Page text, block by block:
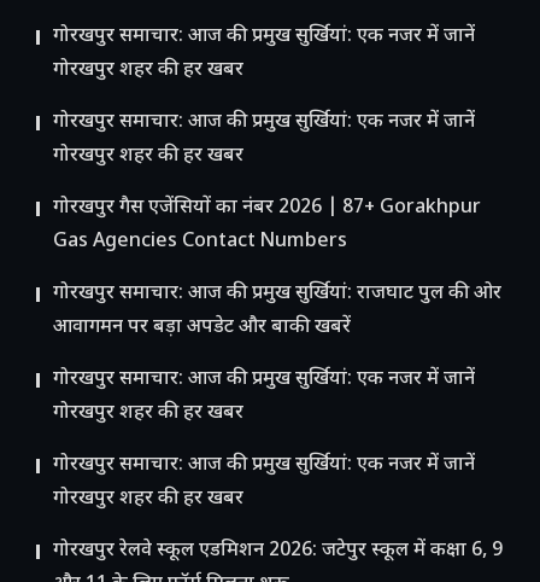
गोरखपुर समाचार: आज की प्रमुख सुर्खियां: एक नजर में जानें
गोरखपुर शहर की हर खबर
गोरखपुर समाचार: आज की प्रमुख सुर्खियां: एक नजर में जानें
गोरखपुर शहर की हर खबर
गोरखपुर गैस एजेंसियों का नंबर 2026 | 87+ Gorakhpur
Gas Agencies Contact Numbers
गोरखपुर समाचार: आज की प्रमुख सुर्खियां: राजघाट पुल की ओर
आवागमन पर बड़ा अपडेट और बाकी खबरें
गोरखपुर समाचार: आज की प्रमुख सुर्खियां: एक नजर में जानें
गोरखपुर शहर की हर खबर
गोरखपुर समाचार: आज की प्रमुख सुर्खियां: एक नजर में जानें
गोरखपुर शहर की हर खबर
गोरखपुर रेलवे स्कूल एडमिशन 2026: जटेपुर स्कूल में कक्षा 6, 9